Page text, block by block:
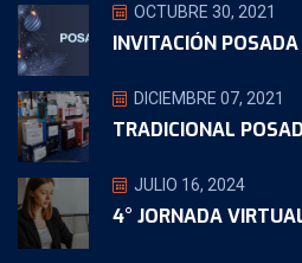
OCTUBRE 30, 2021
INVITACIÓN
DICIEMBRE 07, 2021
TRADICIONAL
JULIO 16, 2024
4° JORNADA